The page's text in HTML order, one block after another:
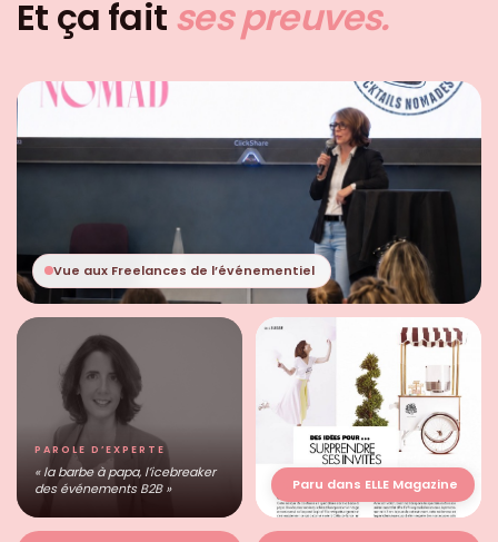
Et ça fait ses preuves.
Vue aux Freelances de l’événementiel
PAROLE D’EXPERTE
« la barbe à papa, l’icebreaker
des événements B2B »
Paru dans ELLE Magazine